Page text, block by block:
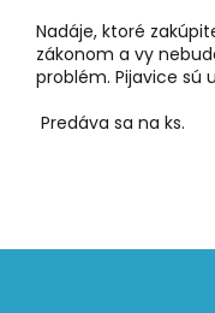
Nadáje, ktoré
zákonom a vy
problém. Pijavice sú
Predáva sa na ks.